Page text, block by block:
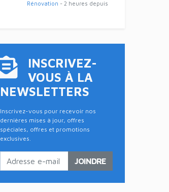
Rénovation - 2 heures depuis
INSCRIVEZ-
VOUS À LA
NEWSLETTERS
Inscrivez-vous pour recevoir nos
dernières mises à jour, offres
spéciales, offres et promotions
exclusives.
JOINDRE